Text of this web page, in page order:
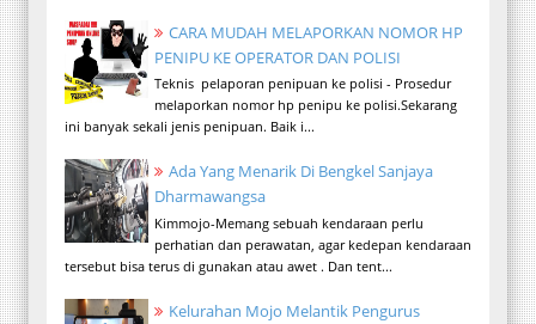
CARA MUDAH MELAPORKAN NOMOR HP
PENIPU KE OPERATOR DAN POLISI
Teknis pelaporan penipuan ke polisi - Prosedur
melaporkan nomor hp penipu ke polisi.Sekarang
ini banyak sekali jenis penipuan. Baik i...
Ada Yang Menarik Di Bengkel Sanjaya
Dharmawangsa
Kimmojo-Memang sebuah kendaraan perlu
perhatian dan perawatan, agar kedepan kendaraan
tersebut bisa terus di gunakan atau awet . Dan tent...
Kelurahan Mojo Melantik Pengurus